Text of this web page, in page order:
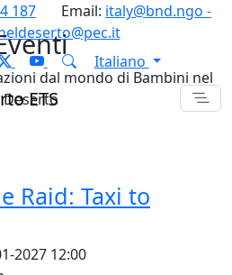
187 Email: italy@bnd.ngo -
Italiano
dal mondo di Bambini nel
Deserto
Raid: Taxi to
2027 12:00